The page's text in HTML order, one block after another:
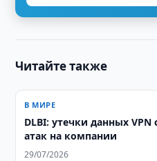
Читайте также
В МИРЕ
DLBI: утечки данных
атак на компании
29/07/2026